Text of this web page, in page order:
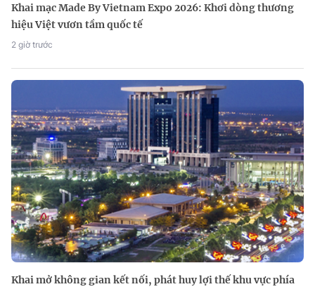
Khai mạc Made By Vietnam Expo 2026: Khơi dòng thương
hiệu Việt vươn tầm quốc tế
2 giờ trước
Khai mở không gian kết nối, phát huy lợi thế khu vực phía